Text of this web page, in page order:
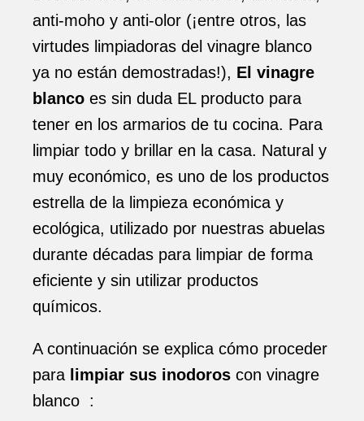
anti-moho y anti-olor (¡entre otros, las
virtudes limpiadoras del vinagre blanco
ya no están demostradas!), El vinagre
blanco es sin duda EL producto para
tener en los armarios de tu cocina. Para
limpiar todo y brillar en la casa. Natural y
muy económico, es uno de los productos
estrella de la limpieza económica y
ecológica, utilizado por nuestras abuelas
durante décadas para limpiar de forma
eficiente y sin utilizar productos
químicos.
A continuación se explica cómo proceder
para limpiar sus inodoros con vinagre
blanco :